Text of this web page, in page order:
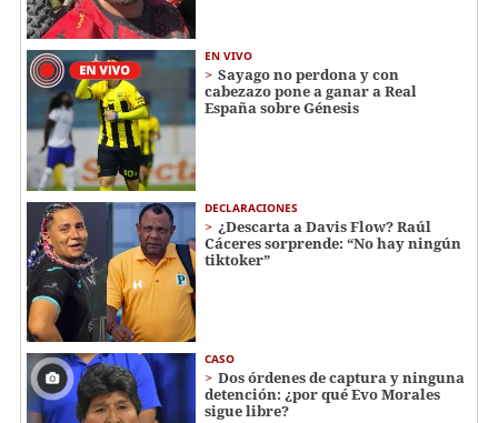
EN VIVO
Sayago no perdona y con
cabezazo pone a ganar a Real
España sobre Génesis
DECLARACIONES
¿Descarta a Davis Flow? Raúl
Cáceres sorprende: “No hay ningún
tiktoker”
CASO
Dos órdenes de captura y ninguna
detención: ¿por qué Evo Morales
sigue libre?